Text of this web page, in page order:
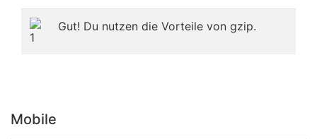
Gut! Du nutzen die Vorteile von gzip.
Mobile